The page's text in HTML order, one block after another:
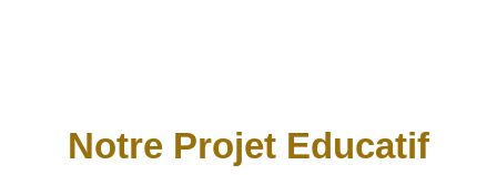
Notre Projet Educatif